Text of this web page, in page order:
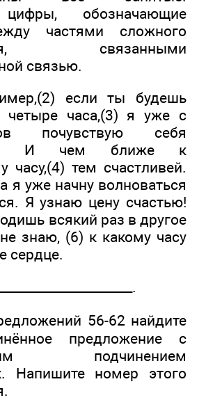
обозначающие
частями сложного
связанными
связью.
если ты будешь
четыре часа,(3) я уже с
почувствую себя
И чем ближе к
часу,(4) тем счастливей.
я уже начну волноваться
Я узнаю цену счастью!
всякий раз в другое
знаю, (6) к какому часу
сердце.
56-62 найдите
предложение с
подчинением
Напишите номер этого